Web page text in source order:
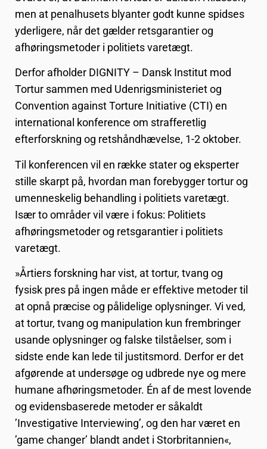
men at penalhusets blyanter godt kunne spidses
yderligere, når det gælder retsgarantier og
afhøringsmetoder i politiets varetægt.
Derfor afholder DIGNITY – Dansk Institut mod
Tortur sammen med Udenrigsministeriet og
Convention against Torture Initiative (CTI) en
international konference om strafferetlig
efterforskning og retshåndhævelse, 1-2 oktober.
Til konferencen vil en række stater og eksperter
stille skarpt på, hvordan man forebygger tortur og
umenneskelig behandling i politiets varetægt.
Især to områder vil være i fokus: Politiets
afhøringsmetoder og retsgarantier i politiets
varetægt.
»Årtiers forskning har vist, at tortur, tvang og
fysisk pres på ingen måde er effektive metoder til
at opnå præcise og pålidelige oplysninger. Vi ved,
at tortur, tvang og manipulation kun frembringer
usande oplysninger og falske tilståelser, som i
sidste ende kan lede til justitsmord. Derfor er det
afgørende at undersøge og udbrede nye og mere
humane afhøringsmetoder. Én af de mest lovende
og evidensbaserede metoder er såkaldt
’Investigative Interviewing’, og den har været en
’game changer’ blandt andet i Storbritannien«,